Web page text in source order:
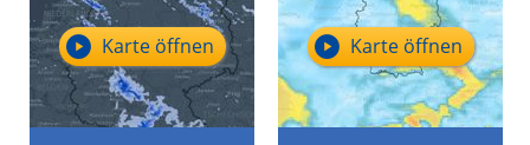
Karte öffnen Karte öffnen